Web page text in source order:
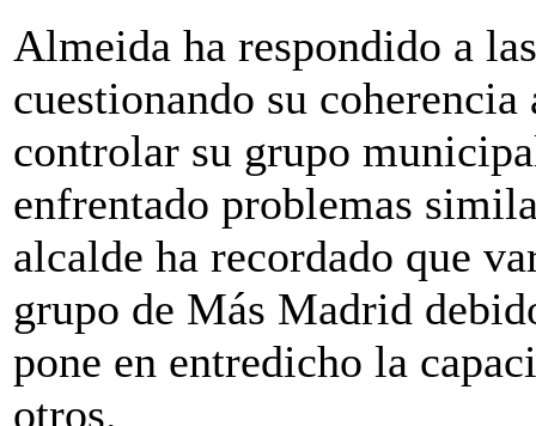
Almeida ha respondido a
cuestionando su
controlar su grupo
enfrentado problemas
alcalde ha recordado que
grupo de Más Madrid
pone en entredicho la
otros.